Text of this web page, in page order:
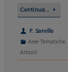
Continua…
F. Sorvillo
Aree Tematiche,
Articoli